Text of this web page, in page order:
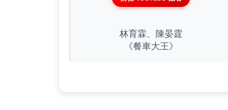
林育霖、陳晏霆
《餐車大王》